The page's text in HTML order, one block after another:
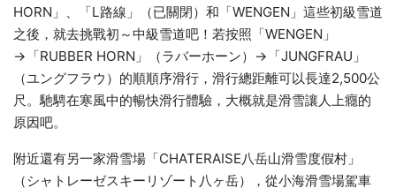
HORN」、「L路線」（已關閉）和「WENGEN」這些初級雪道
之後，就去挑戰初～中級雪道吧！若按照「WENGEN」
→「RUBBER HORN」（ラバーホーン）→「JUNGFRAU」
（ユングフラウ）的順順序滑行，滑行總距離可以長達2,500公
尺。馳騁在寒風中的暢快滑行體驗，大概就是滑雪讓人上癮的
原因吧。
附近還有另一家滑雪場「CHATERAISE八岳山滑雪度假村」
（シャトレーゼスキーリゾート八ヶ岳），從小海滑雪場駕車